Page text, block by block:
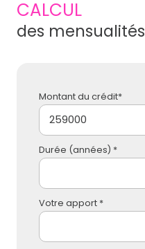
CALCUL
des mensualités
Montant du crédit*
Durée (années) *
Votre apport *